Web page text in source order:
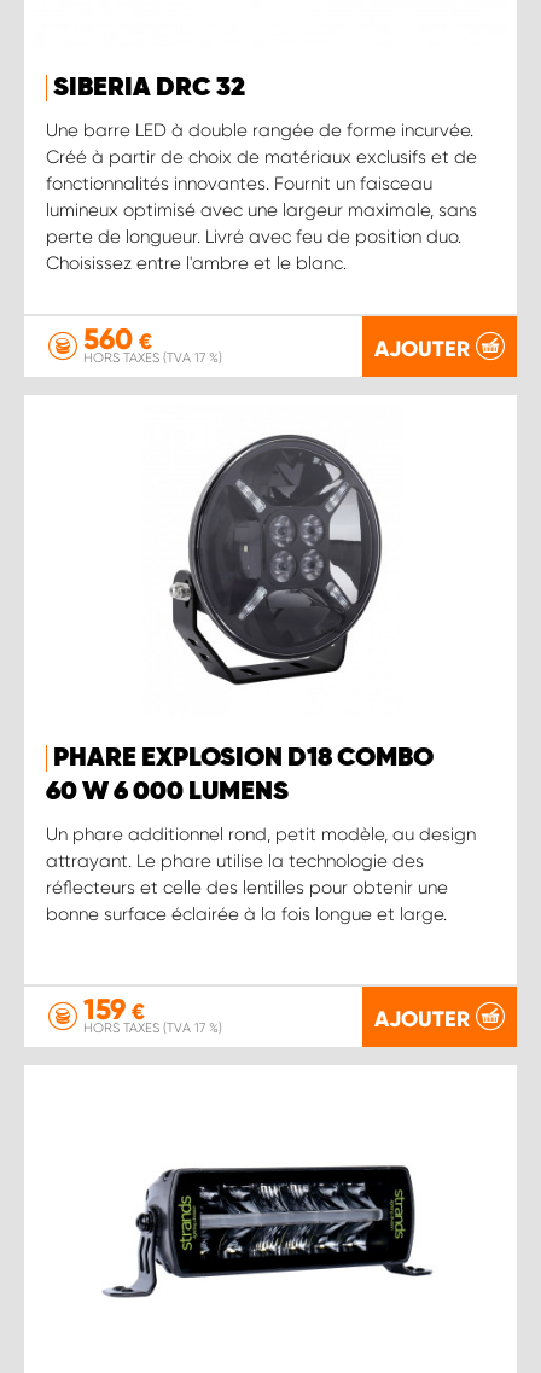
SIBERIA DRC 32
Une barre LED à double rangée de forme incurvée.
Créé à partir de choix de matériaux exclusifs et de
fonctionnalités innovantes. Fournit un faisceau
lumineux optimisé avec une largeur maximale, sans
perte de longueur. Livré avec feu de position duo.
Choisissez entre l'ambre et le blanc.
560 €
HORS TAXES (TVA 17 %) AJOUTER
PHARE EXPLOSION D18 COMBO
60 W 6 000 LUMENS
Un phare additionnel rond, petit modèle, au design
attrayant. Le phare utilise la technologie des
réflecteurs et celle des lentilles pour obtenir une
bonne surface éclairée à la fois longue et large.
159 €
HORS TAXES (TVA 17 %) AJOUTER